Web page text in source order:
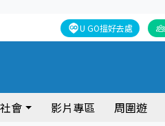
U GO搵好去處
社會 影片專區 周圍遊